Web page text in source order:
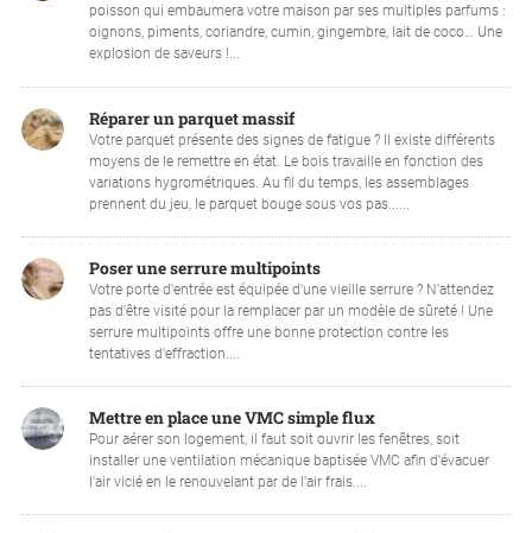
poisson qui embaumera votre maison par ses multiples parfums :
oignons, piments, coriandre, cumin, gingembre, lait de coco… Une
explosion de saveurs !...
Réparer un parquet massif
Votre parquet présente des signes de fatigue ? Il existe différents
moyens de le remettre en état. Le bois travaille en fonction des
variations hygrométriques. Au fil du temps, les assemblages
prennent du jeu, le parquet bouge sous vos pas......
Poser une serrure multipoints
Votre porte d'entrée est équipée d'une vieille serrure ? N'attendez
pas d'être visité pour la remplacer par un modèle de sûreté ! Une
serrure multipoints offre une bonne protection contre les
tentatives d'effraction....
Mettre en place une VMC simple flux
Pour aérer son logement, il faut soit ouvrir les fenêtres, soit
installer une ventilation mécanique baptisée VMC afin d'évacuer
l'air vicié en le renouvelant par de l'air frais....